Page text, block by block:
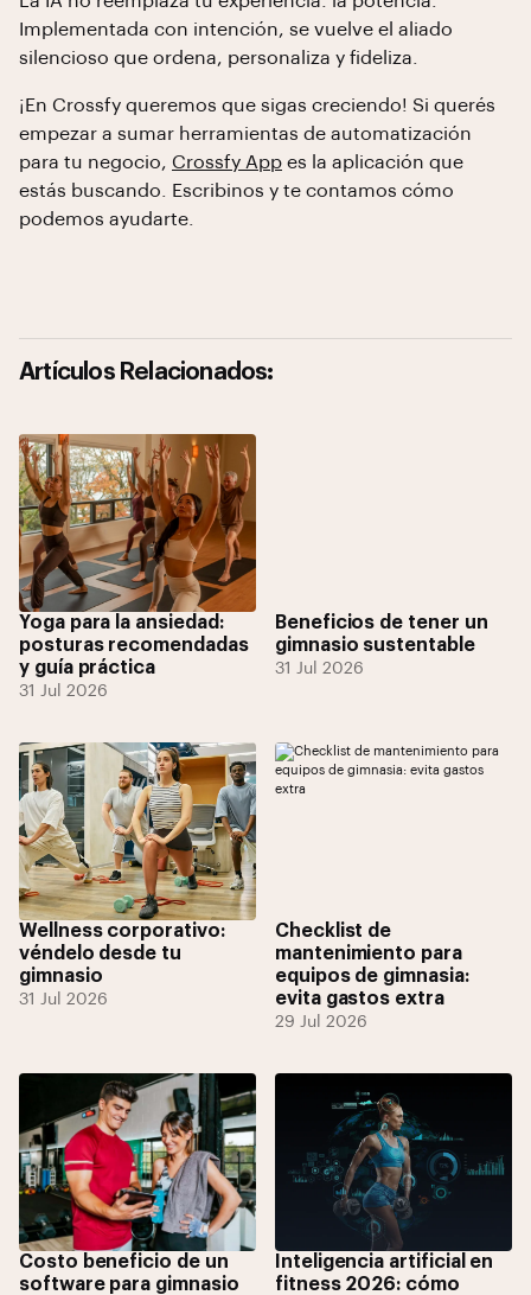
Implementada con intención, se vuelve el aliado
silencioso que ordena, personaliza y fideliza.
¡En Crossfy queremos que sigas creciendo! Si querés
empezar a sumar herramientas de automatización
para tu negocio, Crossfy App es la aplicación que
estás buscando. Escribinos y te contamos cómo
podemos ayudarte.
Artículos Relacionados:
Yoga para la ansiedad:
posturas recomendadas
y guía práctica
31 Jul 2026
Beneficios de tener un
gimnasio sustentable
31 Jul 2026
Wellness corporativo:
véndelo desde tu
gimnasio
31 Jul 2026
Checklist de
mantenimiento para
equipos de gimnasia:
evita gastos extra
29 Jul 2026
Costo beneficio de un
software para gimnasio
Inteligencia artificial en
fitness 2026: cómo